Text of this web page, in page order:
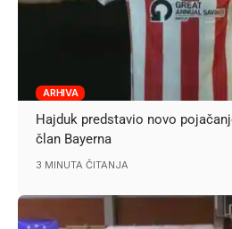
ARHIVA
Hajduk predstavio novo
član Bayerna
3 MINUTA ČITANJA